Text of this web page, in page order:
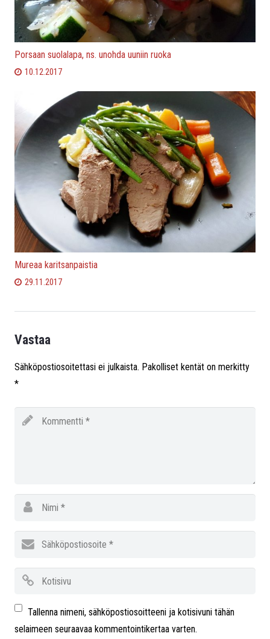
Porsaan suolalapa, ns. unohda uuniin ruoka
10.12.2017
Mureaa karitsanpaistia
29.11.2017
Vastaa
Sähköpostiosoitettasi ei julkaista. Pakolliset kentät on merkitty
*
Tallenna nimeni, sähköpostiosoitteeni ja kotisivuni tähän
selaimeen seuraavaa kommentointikertaa varten.